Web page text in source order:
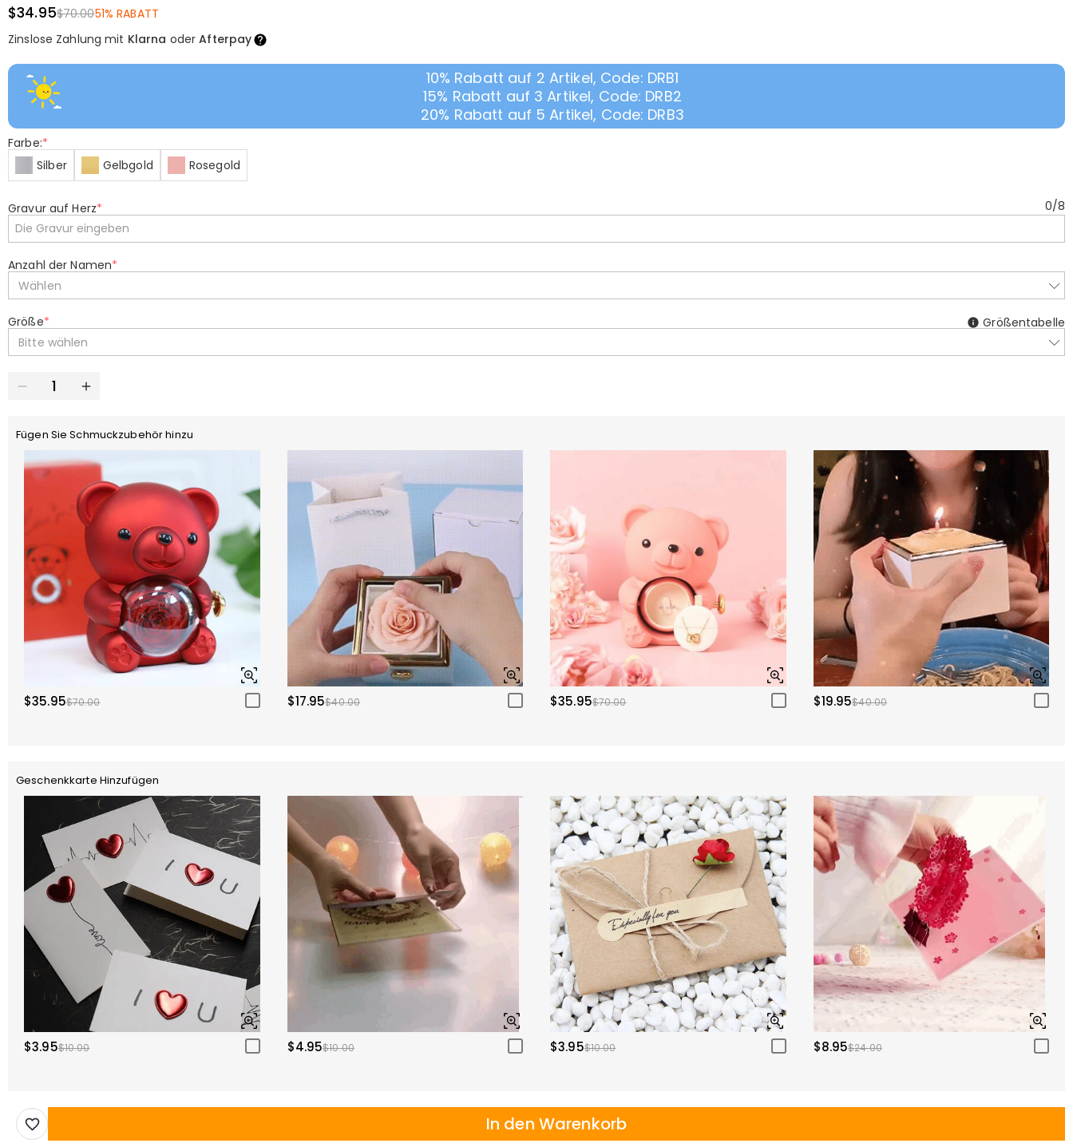
$34.95$70.0051% RABATT
Zinslose Zahlung mit Klarna oderAfterpay
10% Rabatt auf 2 Artikel, Code: DRB1
15% Rabatt auf 3 Artikel, Code: DRB2
20% Rabatt auf 5 Artikel, Code: DRB3
Farbe:*
Silber
Gelbgold Rosegold
Gravur auf Herz* 0/8
Anzahl der Namen*
Wählen
Größe*
Bitte wählen
Größentabelle
Fügen Sie Schmuckzubehör hinzu
$35.95$70.00 $17.95$40.00 $35.95$70.00 $19.95$40.00
Geschenkkarte Hinzufügen
$3.95$10.00 $4.95$10.00 $3.95$10.00 $8.95$24.00
In den Warenkorb